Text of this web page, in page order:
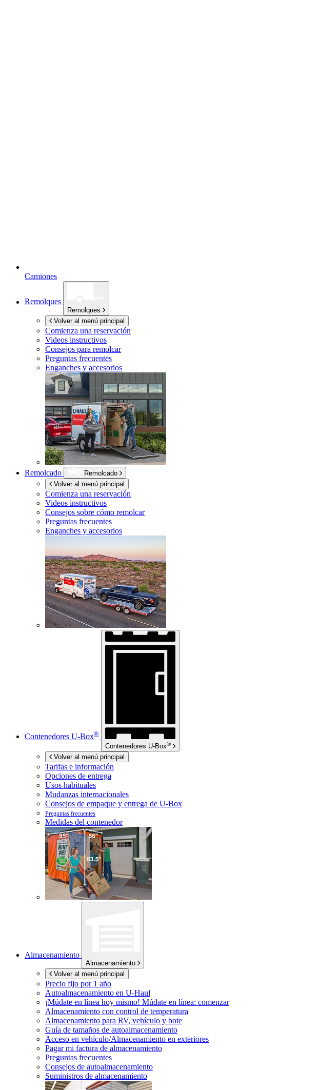
Camiones
Remolques
Remolques
Volver al menú principal
Comienza una reservación
Videos instructivos
Consejos para remolcar
Preguntas frecuentes
Enganches y accesorios
Remolcado
Remolcado
Volver al menú principal
Comienza una reservación
Videos instructivos
Consejos sobre cómo remolcar
Preguntas frecuentes
Enganches y accesorios
Contenedores U-Box®
Contenedores U-Box®
Volver al menú principal
Tarifas e información
Opciones de entrega
Usos habituales
Mudanzas internacionales
Consejos de empaque y entrega de U-Box
Preguntas frecuentes
Medidas del contenedor
Almacenamiento
Almacenamiento
Volver al menú principal
Precio fijo por 1 año
Autoalmacenamiento en U-Haul
¡Múdate en línea hoy mismo! Múdate en línea: comenzar
Almacenamiento con control de temperatura
Almacenamiento para RV, vehículo y bote
Guía de tamaños de autoalmacenamiento
Acceso en vehículo/Almacenamiento en exteriores
Pagar mi factura de almacenamiento
Preguntas frecuentes
Consejos de autoalmacenamiento
Suministros de almacenamiento